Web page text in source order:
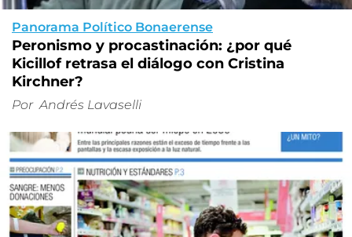
Panorama Político Bonaerense
Peronismo y procastinación: ¿por qué
Kicillof retrasa el diálogo con Cristina
Kirchner?
Por Andrés Lavaselli